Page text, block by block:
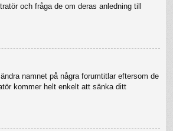
och fråga de om deras anledning till
namnet på några forumtitlar eftersom de
kommer helt enkelt att sänka ditt